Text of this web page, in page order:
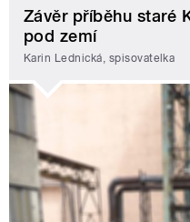
Závěr příběhu staré
pod zemí
Karin Lednická, spisovatelka